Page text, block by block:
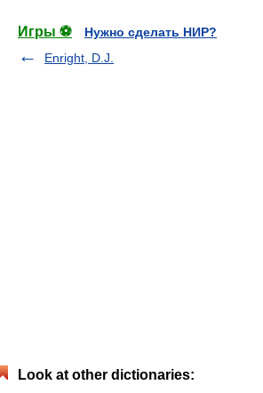
Игры ⚽
Нужно сделать НИР?
Enright, D.J.
Look at other dictionaries: